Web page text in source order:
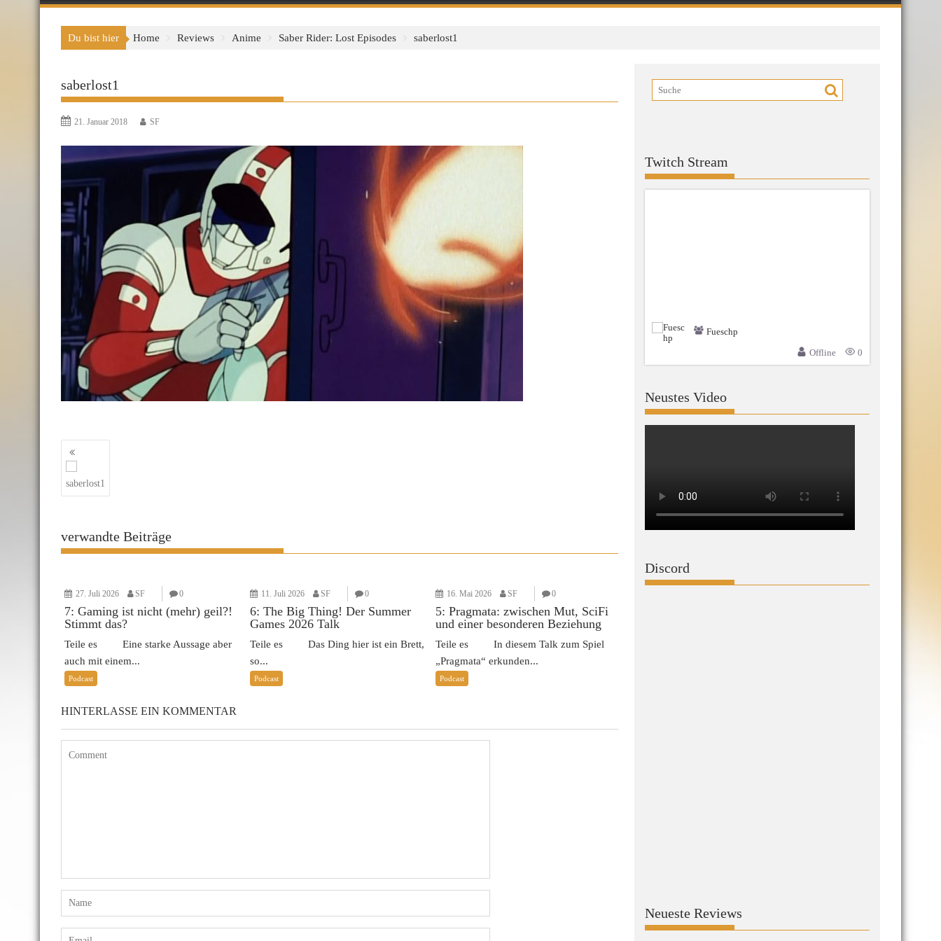
Du bist hier Home Reviews Anime Saber Rider: Lost Episodes saberlost1
saberlost1
21. Januar 2018 SF
Beitragsnavigation
saberlost1
verwandte Beiträge
27. Juli 2026 SF 0
7: Gaming ist nicht (mehr) geil?!
Stimmt das?
Teile es Eine starke Aussage aber
auch mit einem...
Podcast
11. Juli 2026 SF 0
6: The Big Thing! Der Summer
Games 2026 Talk
Teile es Das Ding hier ist ein Brett,
so...
Podcast
16. Mai 2026 SF 0
5: Pragmata: zwischen Mut, SciFi
und einer besonderen Beziehung
Teile es In diesem Talk zum Spiel
„Pragmata“ erkunden...
Podcast
HINTERLASSE EIN KOMMENTAR
Twitch Stream
Fueschp
Offline
0
Neustes Video
Discord
Neueste Reviews